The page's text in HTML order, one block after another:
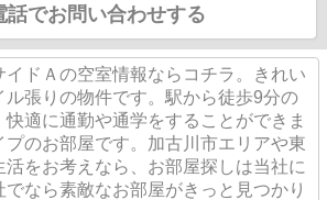
話でお問い合わせする
イドＡの空室情報ならコチラ。きれい
ル張りの物件です。駅から徒歩9分の
適に通勤や通学をすることができま
のお部屋です。加古川市エリアや東
をお考えなら、お部屋探しは当社に
なら素敵なお部屋がきっと見つかり